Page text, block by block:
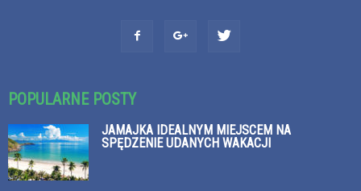
POPULARNE POSTY
JAMAJKA IDEALNYM MIEJSCEM NA
SPĘDZENIE UDANYCH WAKACJI